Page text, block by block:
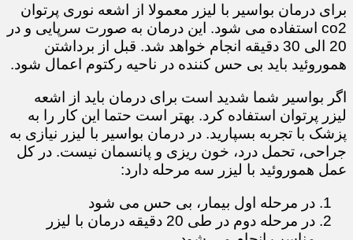
برای درمان بواسیر با لیزر معمولا از اشعه نوری پرتوان
co2 استفاده می شود. این درمان به صورت سرپایی و در
20 الی 30 دقیقه انجام خواهد شد. قبل از برداشتن
هموروئید باید بی حس کننده در ناحیه رکتوم اعمال شود.
اگر بواسیر شما شدید است برای درمان باید از اشعه
لیزر پرتوان استفاده کرد. بهتر است حتما این کار را به
پزشک با تجربه بسپارید. در درمان بواسیر با لیزر نیازی به
جراحی، تحمل درد، خون ریزی و پانسمان نیست. در کل
عمل هموروئید با لیزر سه مرحله دارد:
در مرحله اول بیمار، بی حس می شود
در مرحله دوم در طی 20 دقیقه درمان با لیزر